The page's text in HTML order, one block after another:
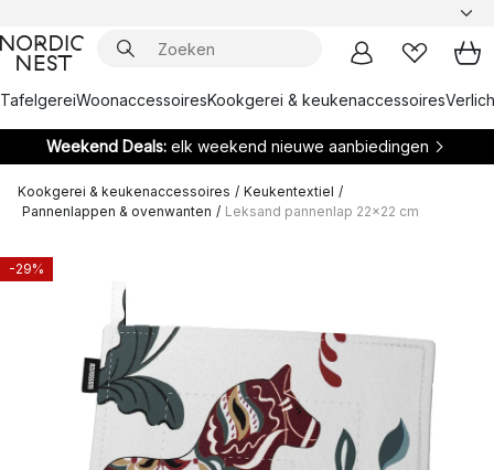
TafelgereiWoonaccessoiresKookgerei & keukenaccessoires
Weekend Deals: elk weekend nieuwe aanbiedingen
Kookgerei & keukenaccessoires / Keukentextiel /
Pannenlappen & ovenwanten / Leksand pannenlap 22x22 cm
-29%